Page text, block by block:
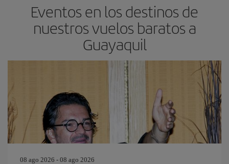
Eventos en los destinos de
nuestros vuelos baratos a
Guayaquil
08 ago 2026 - 08 ago 2026